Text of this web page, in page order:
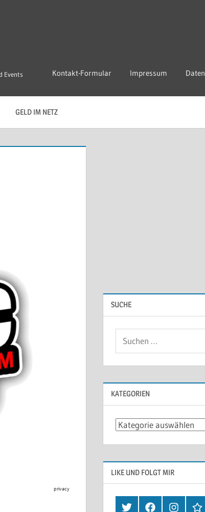
Events Kontakt-Formular Impressum
GELD IM NETZ
SUCHE
KATEGORIEN
Kategorien
LIKE UND FOLGT MIR
TwitterFacebookInstagram